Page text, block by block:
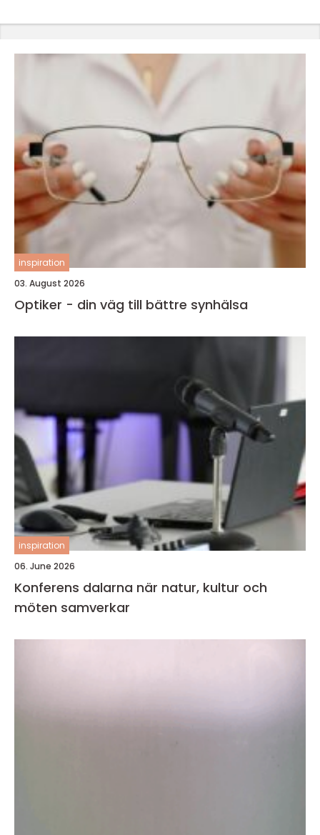
inspiration
03. August 2026
Optiker - din väg till bättre synhälsa
inspiration
06. June 2026
Konferens dalarna när natur, kultur och
möten samverkar